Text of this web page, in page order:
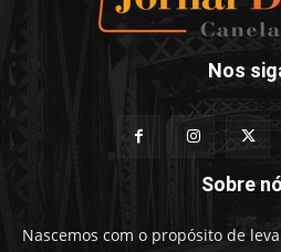
Nos
Sobre
Nascemos com o propósito de